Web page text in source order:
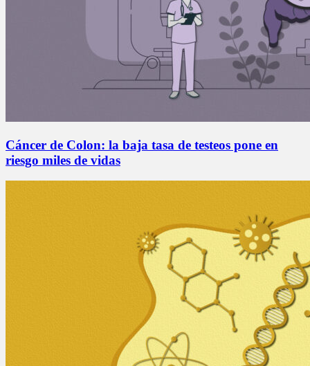
Cáncer de Colon: la baja tasa de testeos pone en
riesgo miles de vidas